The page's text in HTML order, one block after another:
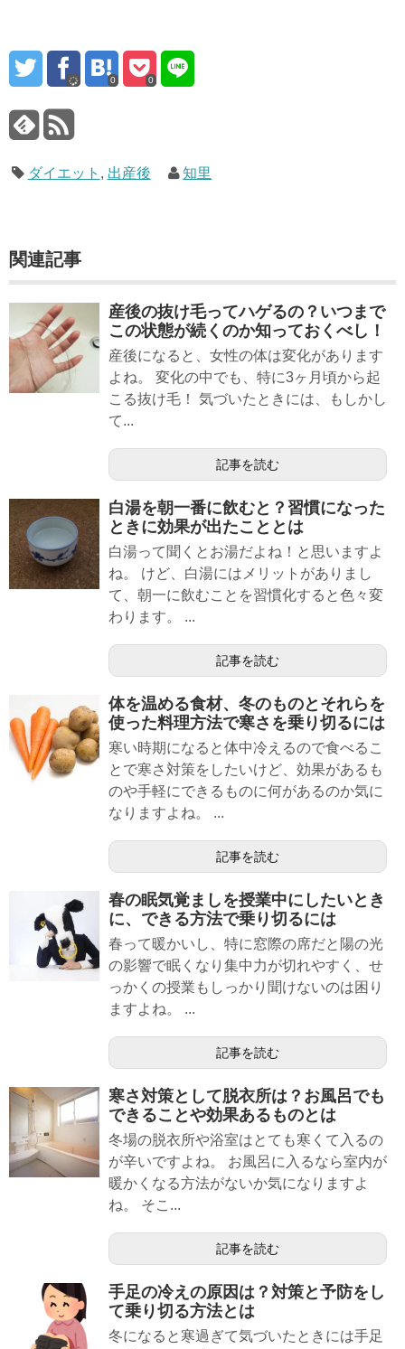
0 0
ダイエット , 出産後 知里
関連記事
産後の抜け毛ってハゲるの？いつまで
この状態が続くのか知っておくべし！
産後になると、女性の体は変化があります
よね。 変化の中でも、特に3ヶ月頃から起
こる抜け毛！ 気づいたときには、もしかし
て...
記事を読む
白湯を朝一番に飲むと？習慣になった
ときに効果が出たこととは
白湯って聞くとお湯だよね！と思いますよ
ね。 けど、白湯にはメリットがありまし
て、朝一に飲むことを習慣化すると色々変
わります。 ...
記事を読む
体を温める食材、冬のものとそれらを
使った料理方法で寒さを乗り切るには
寒い時期になると体中冷えるので食べるこ
とで寒さ対策をしたいけど、効果があるも
のや手軽にできるものに何があるのか気に
なりますよね。 ...
記事を読む
春の眠気覚ましを授業中にしたいとき
に、できる方法で乗り切るには
春って暖かいし、特に窓際の席だと陽の光
の影響で眠くなり集中力が切れやすく、せ
っかくの授業もしっかり聞けないのは困り
ますよね。 ...
記事を読む
寒さ対策として脱衣所は？お風呂でも
できることや効果あるものとは
冬場の脱衣所や浴室はとても寒くて入るの
が辛いですよね。 お風呂に入るなら室内が
暖かくなる方法がないか気になりますよ
ね。 そこ...
記事を読む
手足の冷えの原因は？対策と予防をし
て乗り切る方法とは
冬になると寒過ぎて気づいたときには手足